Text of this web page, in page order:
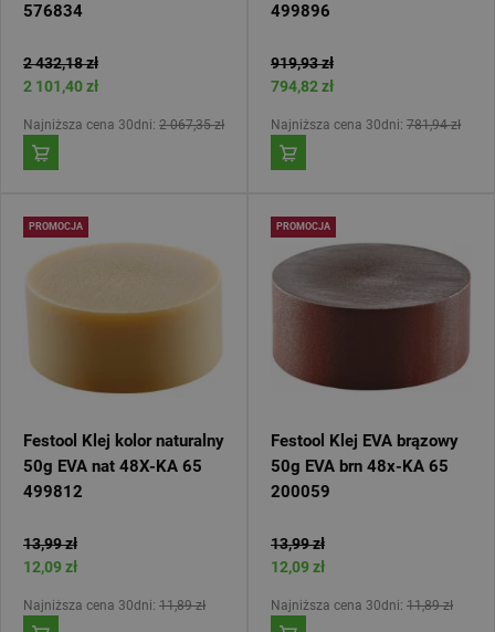
576834
2 432,18 zł
2 101,40 zł
Najniższa cena 30dni: 2 067,35 zł
499896
919,93 zł
794,82 zł
Najniższa cena 30dni: 781,94 zł
PROMOCJA
Festool Klej kolor naturalny
50g EVA nat 48X-KA 65
499812
13,99 zł
12,09 zł
Najniższa cena 30dni: 11,89 zł
PROMOCJA
Festool Klej EVA brązowy
50g EVA brn 48x-KA 65
200059
13,99 zł
12,09 zł
Najniższa cena 30dni: 11,89 zł